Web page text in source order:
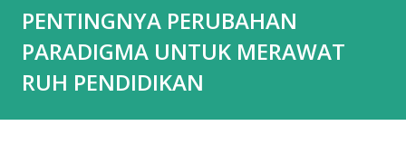
PENTINGNYA PERUBAHAN
PARADIGMA UNTUK MERAWAT
RUH PENDIDIKAN